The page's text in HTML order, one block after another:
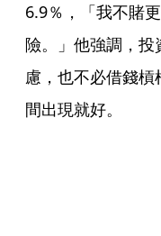
6.9％，「我不賭
險。」他強調，
慮，也不必借錢
間出現就好。